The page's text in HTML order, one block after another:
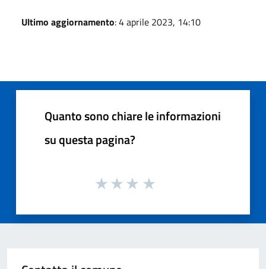
Ultimo aggiornamento: 4 aprile 2023, 14:10
Quanto sono chiare le informazioni
su questa pagina?